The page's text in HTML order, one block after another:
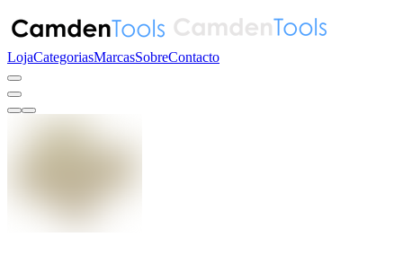
LojaCategoriasMarcasSobreContacto